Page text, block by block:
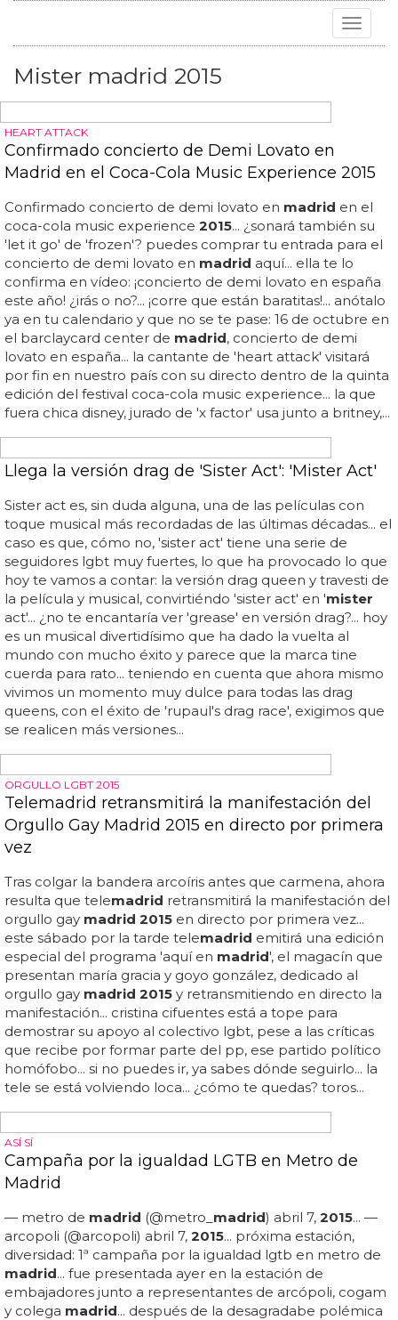
Toggle
Mister madrid 2015
HEART ATTACK
Confirmado concierto de Demi Lovato en
Madrid en el Coca-Cola Music Experience 2015
coca-cola music experience2015... ¿sonará también su
'let it go' de 'frozen'? puedes comprar tu entrada para el
concierto de demi lovato en madrid aquí... ella te lo
confirma en vídeo: ¡concierto de demi lovato en españa
este año! ¿irás o no?... ¡corre que están baratitas!... anótalo
ya en tu calendario y que no se te pase: 16 de octubre en
el barclaycard center de madrid , concierto de demi
lovato en españa... la cantante de 'heart attack' visitará
por fin en nuestro país con su directo dentro de la quinta
edición del festival coca-cola music experience... la que
fuera chica disney, jurado de 'x factor' usa junto a britney,...
Llega la versión drag de 'Sister Act': 'Mister Act'
Sister act es, sin duda alguna, una de las películas con
toque musical más recordadas de las últimas décadas... el
caso es que, cómo no, 'sister act' tiene una serie de
seguidores lgbt muy fuertes, lo que ha provocado lo que
hoy te vamos a contar: la versión drag queen y travesti de
la película y musical, convirtiéndo 'sister act' en '
mister
act'... ¿no te encantaría ver 'grease' en versión drag?... hoy
es un musical divertidísimo que ha dado la vuelta al
mundo con mucho éxito y parece que la marca tine
cuerda para rato... teniendo en cuenta que ahora mismo
vivimos un momento muy dulce para todas las drag
queens, con el éxito de 'rupaul's drag race', exigimos que
se realicen más versiones...